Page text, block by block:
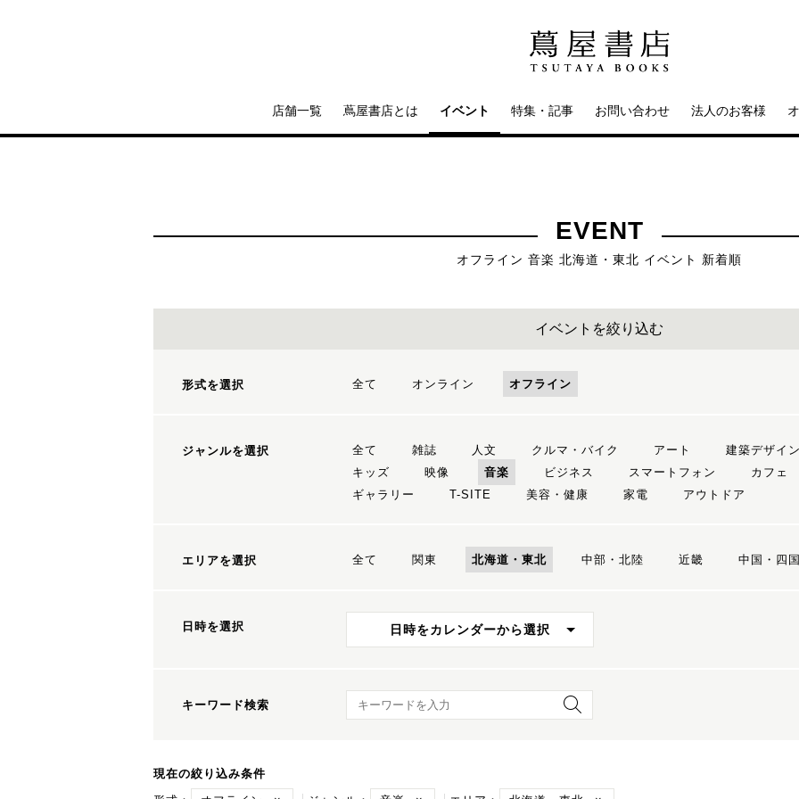
店舗一覧 蔦屋書店とは イベント 特集・記事 お問い合わせ 法人のお客様
EVENT
オフライン 音楽 北海道・東北 イベント 新着順
イベントを絞り込む
形式を選択 全て オンライン オフライン
ジャンルを選択 全て 雑誌 人文 クルマ・バイク アート 建築デザイン
キッズ
映像 音楽 ビジネス スマートフォン カフェ
ギャラリー
T-SITE 美容・健康 家電 アウトドア
エリアを選択 全て 関東 北海道・東北 中部・北陸 近畿 中国・四国
日時を選択 日時をカレンダーから選択
キーワード検索 キーワード検索
現在の絞り込み条件